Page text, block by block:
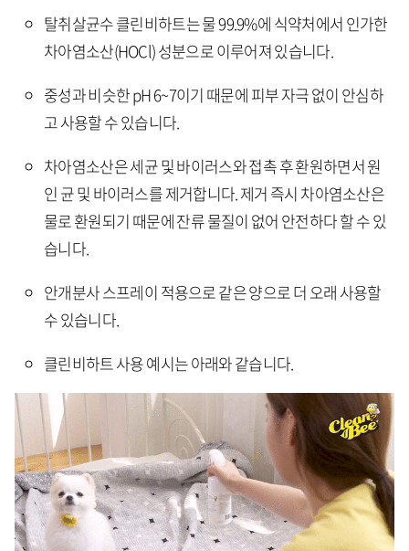
탈취살균수 클린비하트는 물 99.9%에 식약처에서 인가한
차아염소산(HOCl) 성분으로 이루어져 있습니다.
중성과 비슷한 pH 6~7이기 때문에 피부 자극 없이 안심하
고 사용할 수 있습니다.
차아염소산은 세균 및 바이러스와 접촉 후 환원하면서 원
인 균 및 바이러스를 제거합니다. 제거 즉시 차아염소산은
물로 환원되기 때문에 잔류 물질이 없어 안전하다 할 수 있
습니다.
안개분사 스프레이 적용으로 같은 양으로 더 오래 사용할
수 있습니다.
클린비하트 사용 예시는 아래와 같습니다.